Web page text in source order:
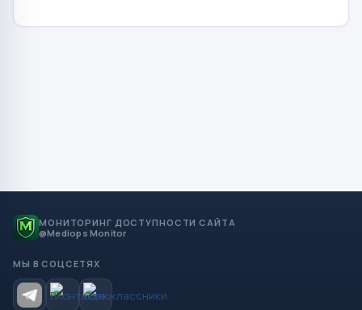
МОНИТОРИНГ ДОСТУПНОСТИ САЙТА
@Mediops Monitor
МЫ В СОЦСЕТЯХ